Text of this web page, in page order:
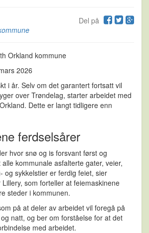
Del på
Orkland kommune
2026
i år. Selv om det garantert fortsatt vil
over Trøndelag, starter arbeidet med
Dette er langt tidligere enn
ferdselsårer
hvor snø og is forsvant først og
kommunale asfalterte gater, veier,
og sykkelstier er ferdig feiet, sier
som forteller at feiemaskinene
steder i kommunen.
på at deler av arbeidet vil foregå på
natt, og ber om forståelse for at det
med arbeidet.